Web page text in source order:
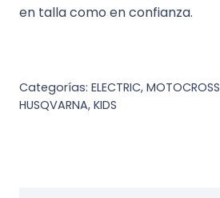
en talla como en confianza.
Categorías: ELECTRIC, MOTOCROSS
HUSQVARNA, KIDS